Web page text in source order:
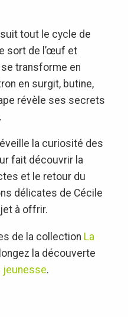
tout le cycle de
sort de l’œuf et
transforme en
en surgit, butine,
révèle ses secrets
la curiosité des
fait découvrir la
et le retour du
délicates de Cécile
à offrir.
de la collection La
la découverte
jeunesse.